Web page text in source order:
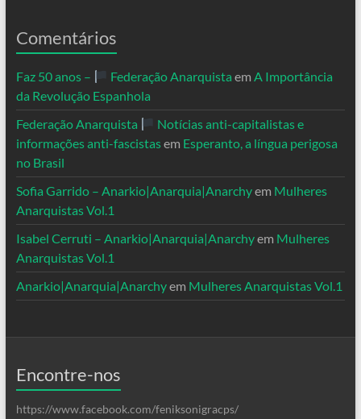
Comentários
Faz 50 anos – Federação Anarquista em A Importância
da Revolução Espanhola
Federação Anarquista
Notícias anti-capitalistas e
informações anti-fascistasem Esperanto, a língua perigosa
no Brasil
Sofia Garrido – Anarkio|Anarquia|Anarchyem Mulheres
Anarquistas Vol.1
Isabel Cerruti – Anarkio|Anarquia|Anarchyem Mulheres
Anarquistas Vol.1
Anarkio|Anarquia|Anarchyem Mulheres Anarquistas Vol.1
Encontre-nos
https://www.facebook.com/feniksonigracps/